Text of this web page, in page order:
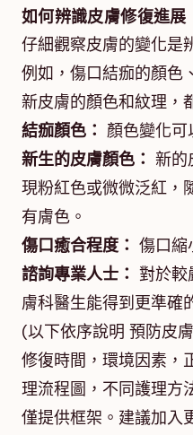
如何辨識皮膚修復進展
仔細觀察皮膚的變化是
例如，傷口結痂的顏色
新皮膚的顏色和紋理，
結痂顏色： 顏色變化可
新生的皮膚顏色： 新的
現粉紅色或微微泛紅，
有膚色。
傷口癒合程度： 傷口縮
諮詢專業人士： 對於較
膚科醫生能得到更準確
(以下依序說明 預防皮
修復時間，環境因素，
理流程圖，不同護理方
僅提供框架。建議加入